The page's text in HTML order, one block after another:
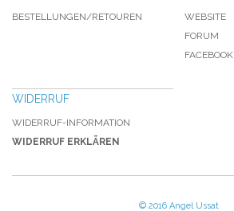
BESTELLUNGEN/RETOUREN
WEBSITE
FORUM
FACEBOOK
WIDERRUF
WIDERRUF-INFORMATION
WIDERRUF ERKLÄREN
© 2016 Angel Ussat